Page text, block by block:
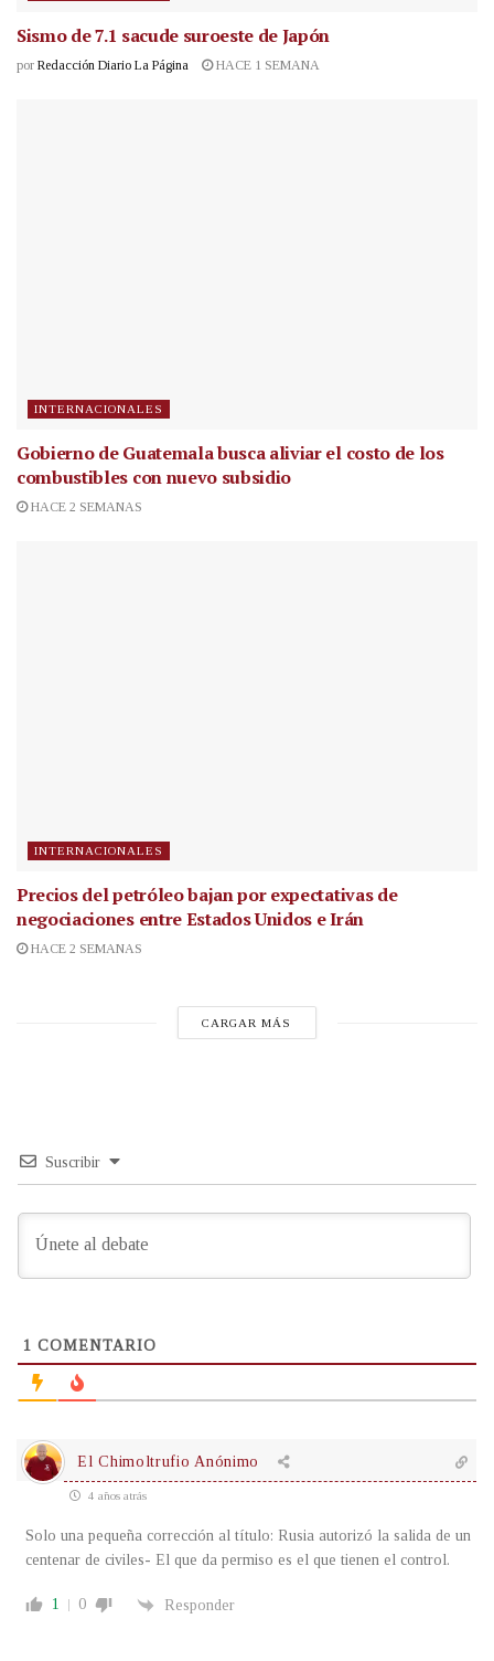
Sismo de 7.1 sacude suroeste de Japón
por Redacción Diario La Página HACE 1 SEMANA
INTERNACIONALES
Gobierno de Guatemala busca aliviar el costo de los
combustibles con nuevo subsidio
HACE 2 SEMANAS
INTERNACIONALES
Precios del petróleo bajan por expectativas de
negociaciones entre Estados Unidos e Irán
HACE 2 SEMANAS
CARGAR MÁS
Suscribir
1 COMENTARIO
El Chimoltrufio Anónimo
4 años atrás
Solo una pequeña corrección al título: Rusia autorizó la salida de un
centenar de civiles- El que da permiso es el que tienen el control.
1 0 Responder